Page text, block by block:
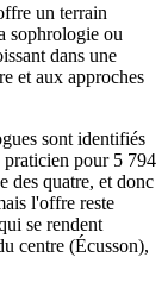
un terrain
sophrologie ou
dans une
et aux approches
sont identifiés
pour 5 794
des quatre, et donc
l'offre reste
se rendent
centre (Écusson),